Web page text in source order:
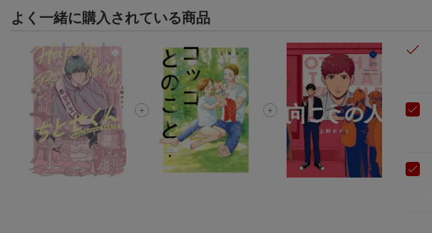
よく一緒に購入されている商品